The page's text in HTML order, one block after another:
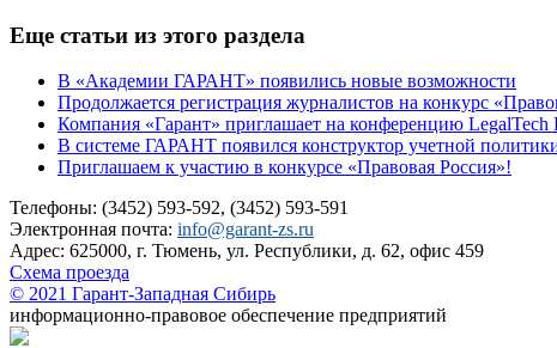
Еще статьи из этого раздела
В «Академии ГАРАНТ» появились новые возможности
Продолжается регистрация журналистов на конкурс
Компания «Гарант» приглашает на конференцию LegalTech
В системе ГАРАНТ появился конструктор учетной
Приглашаем к участию в конкурсе «Правовая Россия»!
Телефоны: (3452) 593-592, (3452) 593-591
Электронная почта: info@garant-zs.ru
Адрес: 625000, г. Тюмень, ул. Республики, д. 62, офис 459
Схема проезда
© 2021 Гарант-Западная Сибирь
информационно-правовое обеспечение предприятий